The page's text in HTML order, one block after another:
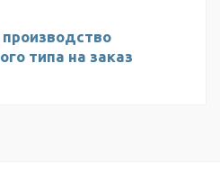
типа на заказ